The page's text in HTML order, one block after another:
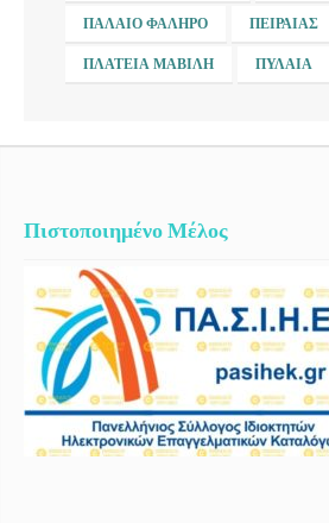
ΠΑΛΑΙΌ ΦΆΛΗΡΟ ΠΕΙΡΑΙΆΣ
ΠΛΑΤΕΊΑ ΜΑΒΊΛΗ ΠΥΛΑΊΑ
Πιστοποιημένο Μέλος